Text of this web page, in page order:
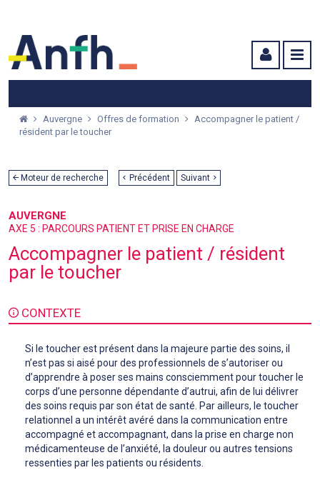
Auvergne Offres de formation
Accompagner le patient /
résident par le toucher
Moteur de recherche Précédent Suivant
AUVERGNE
AXE 5 : PARCOURS PATIENT ET PRISE EN CHARGE
Accompagner le patient / résident
par le toucher
CONTEXTE
Si le toucher est présent dans la majeure partie des soins, il
n’est pas si aisé pour des professionnels de s’autoriser ou
d’apprendre à poser ses mains consciemment pour toucher le
corps d’une personne dépendante d’autrui, afin de lui délivrer
des soins requis par son état de santé. Par ailleurs, le toucher
relationnel a un intérêt avéré dans la communication entre
accompagné et accompagnant, dans la prise en charge non
médicamenteuse de l’anxiété, la douleur ou autres tensions
ressenties par les patients ou résidents.